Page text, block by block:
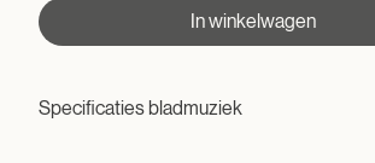
In winkelwagen
Specificaties bladmuziek